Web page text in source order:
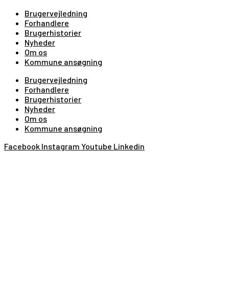
Brugervejledning
Forhandlere
Brugerhistorier
Nyheder
Om os
Kommune ansøgning
Brugervejledning
Forhandlere
Brugerhistorier
Nyheder
Om os
Kommune ansøgning
Facebook Instagram Youtube Linkedin